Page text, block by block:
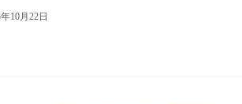
10月22日